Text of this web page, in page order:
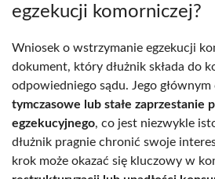
egzekucji komorniczej?
Wniosek o wstrzymanie egzekucji
dokument, który dłużnik składa do
odpowiedniego sądu. Jego głównym
tymczasowe lub stałe zaprzestanie
egzekucyjnego, co jest niezwykle
dłużnik pragnie chronić swoje
krok może okazać się kluczowy w